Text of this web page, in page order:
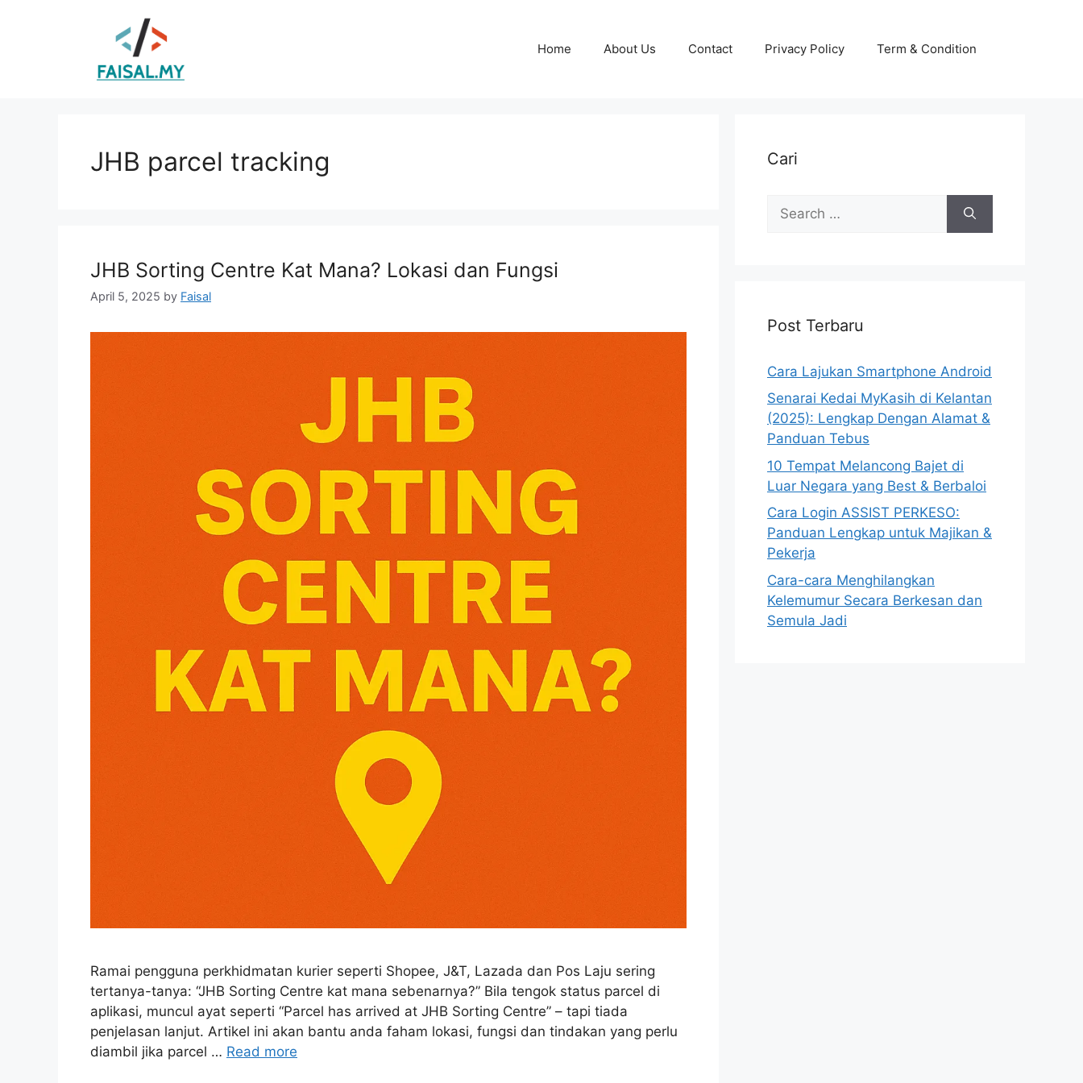
Home About Us Contact Privacy Policy Term & Condition
JHB parcel tracking
JHB Sorting Centre Kat Mana? Lokasi dan Fungsi
April 5, 2025 by Faisal
Ramai pengguna perkhidmatan kurier seperti Shopee, J&T, Lazada dan Pos Laju sering
tertanya-tanya: “JHB Sorting Centre kat mana sebenarnya?” Bila tengok status parcel di
aplikasi, muncul ayat seperti “Parcel has arrived at JHB Sorting Centre” – tapi tiada
penjelasan lanjut. Artikel ini akan bantu anda faham lokasi, fungsi dan tindakan yang perlu
diambil jika parcel … Read more
Cari
for:
Post Terbaru
Cara Lajukan Smartphone Android
Senarai Kedai MyKasih di Kelantan
(2025): Lengkap Dengan Alamat &
Panduan Tebus
10 Tempat Melancong Bajet di
Luar Negara yang Best & Berbaloi
Cara Login ASSIST PERKESO:
Panduan Lengkap untuk Majikan &
Pekerja
Cara-cara Menghilangkan
Kelemumur Secara Berkesan dan
Semula Jadi